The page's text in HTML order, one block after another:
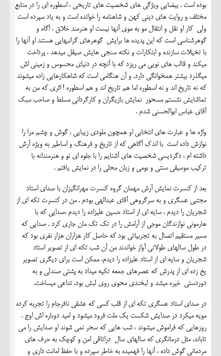
بوده است . بیضایی ویژگی های شخصیت های تاریخی ، اسطوره ای را در منابع
مختلف و روایت های دینی کهن و شاهنامه را خوانده است و به یاد سپرده است
ولی کار او نقل و انتقال مو به موی آنها نیست او هنرمند خلاق ، آگاه و
گوهرشناسی است که این پدیده ها برایش گوهرهای گرانبهایی هستند او آنها را
با تخیلات سازنده و ابتکارات و نکته سنجی هایش صیقل میدهد ، پرداخت
میکند و قالب های نویی می ریزد که با آنچه در دنیای محسوس و زمینی اش
میگذرد بیشتر همخوانگی دارد. و آن هنگامی است که شاهکارهایی زاده میشوند
که نه تاریخ اند و نه اسطوره اما هم تاریخ اند و هم اسطوره ! اثری که من به
تماشایش نشستم مسحور نمایش بازیگران و کارگردانی مسلط و صاحب سبک
آقای عباس ابوالحسنی شدم .
واژه ها و عبارت های انتخابی او همچون ملودی زیبایی ، گوش و چشم مرا را
نوازش داده است با اندک آگاهی که از تاریخ و فرهنگ و اساطیر به ویژه آرش
داشته ام ، دگردیسی شخصیت های آشنایم را با جلوه ای نو و هنرمندانه با
ترکیب موسیقی سنتی و بومی و زبان محلی را در نمایش یافتم .
بعد از کنسرت نمایش آرش مهمان گروه کنسرت مهرانگیزان با صدای استاد
مجتبی عسگری و به سرگروهی آقای عبدالهی بودم . من در کنسرت تکه ای از
شجریان را دیدم ، سایه ای از استاد حسین علیزاده را دیدم ،صدایی که با
هارمونی نوازندگان موجی از آرامش را در تک تک مان جاری کرد . صدایی که
مسیر مستقیم اتصال به تجربیاتی بود که حاصل کار هزاران هزار نفری بود که
در طول سالهای طولانی آواز خواندند من آن شب تکه ای از تصویر استاد
شجریان و سایه ای از استاد علیزاده را دیدم، ممکن است برای دیگری تصویر
یخ زده ای از پدرش که عصرهای جمعه تکیه میداد به پشتی صندلی و به
دوردستی خیره میشد و لبخندی محوی روی لبش بود، تداعی میساخت.
در صدای استاد عسگری تکه ای از قلب کسی که عشقی نافرجام را تجربه کرده
مویه میکرد در صدایش شکست یک ملت فرود میشود و امید دوباره اش اوج .
روزهایی که فراموش میشوند ، شب هایی که سحر نمی شوند او صدایش را می
تاباند، مثل درمانگری که سالهای سال دراتاقی امن و کوچک به حرف های
مردمانی گوش داده ، آنها را فهمیده به خاطر سپرده و با حفظ امانت داری و